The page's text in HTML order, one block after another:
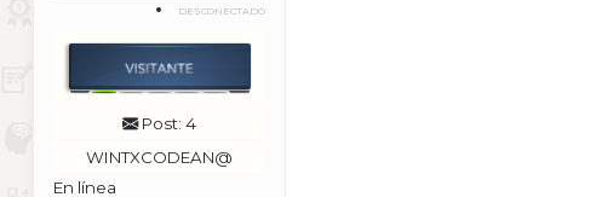
DESCONECTADO
Post: 4
WINTXCODEAN@
En línea